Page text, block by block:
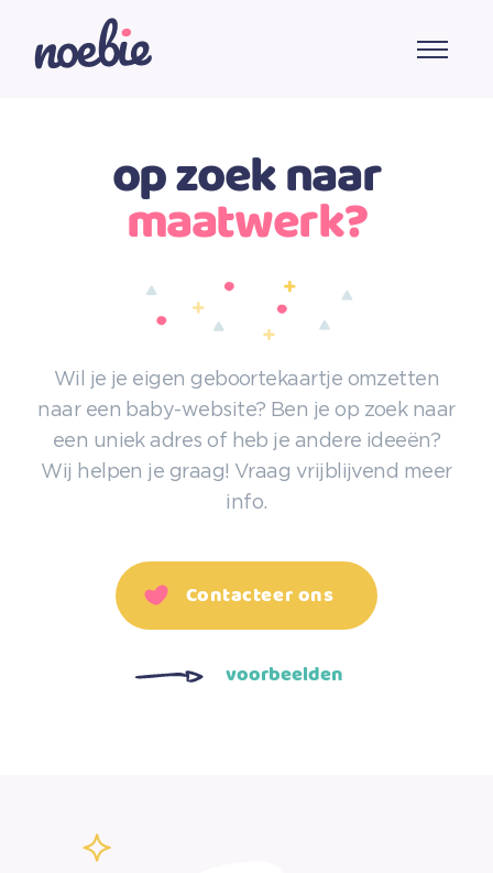
op zoek naar
maatwerk?
Wil je je eigen geboortekaartje omzetten
naar een baby-website? Ben je op zoek naar
een uniek adres of heb je andere ideeën?
Wij helpen je graag! Vraag vrijblijvend meer
info.
Contacteer ons
voorbeelden